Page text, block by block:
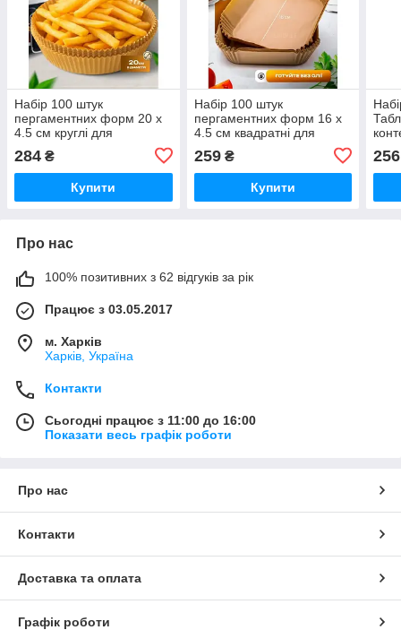
Набір 100 штук
пергаментних форм 20 х
4.5 см круглі для
мультипечі для випічки
284 ₴
Купити
Набір 100 штук
пергаментних форм 16 х
4.5 см квадратні для
мульпічі для випічки
259₴
Купити
256
Про нас
100% позитивних з 62 відгуків за рік
Працює з 03.05.2017
м. Харків
Харків, Україна
Контакти
Сьогодні працює з 11:00 до 16:00
Показати весь графік роботи
Про нас
Контакти
Доставка та оплата
Графік роботи